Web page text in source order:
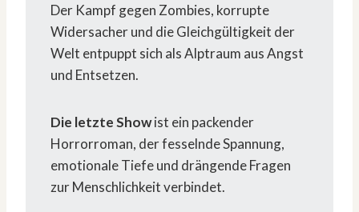
Der Kampf gegen Zombies, korrupte
Widersacher und die Gleichgültigkeit der
Welt entpuppt sich als Alptraum aus Angst
und Entsetzen.
Die letzte Showist ein packender
Horrorroman, der fesselnde Spannung,
emotionale Tiefe und drängende Fragen
zur Menschlichkeit verbindet.